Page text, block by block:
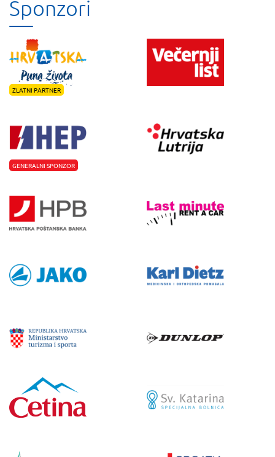
Sponzori
ZLATNI PARTNER
GENERALNI SPONZOR